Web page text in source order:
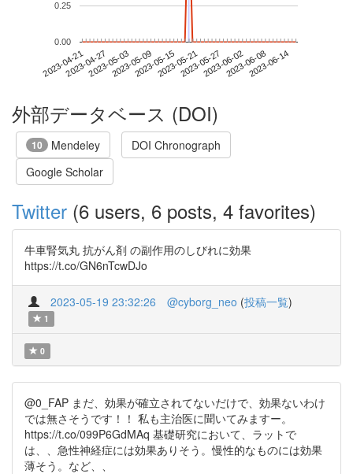
2023-04-212023-04-272023-05-032023-05-092023-05-152023-05-212023-05-272023-06-022023-06-082023-06-14
0.00
0.25
外部データベース (DOI)
10 Mendeley
DOI Chronograph
Google Scholar
Twitter (6 users, 6 posts, 4 favorites)
牛車腎気丸 抗がん剤 の副作用のしびれに効果
https://t.co/GN6nTcwDJo
2023-05-19 23:32:26 @cyborg_neo (投稿一覧)
1
0
@0_FAP まだ、効果が確立されてないだけで、効果ないわけ
では無さそうです！！ 私も主治医に聞いてみますー。
https://t.co/099P6GdMAq 基礎研究において、ラットで
は、、急性神経症には効果ありそう。慢性的なものには効果
薄そう。など、、